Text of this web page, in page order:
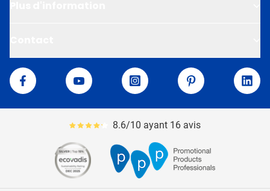
Van Helden
Facebook
YouTube Instagram Pinterest
Le pourcentage moyen d'avis est de 86
8.6/10 ayant 16 avis